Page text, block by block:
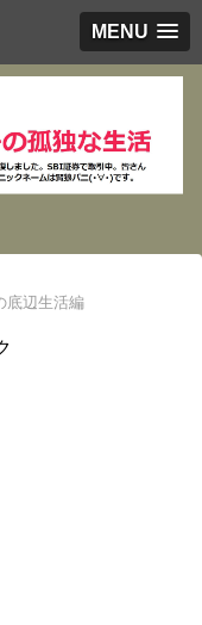
MENU
底辺生活編